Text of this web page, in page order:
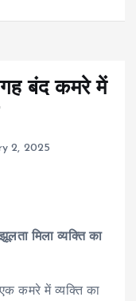
बंद कमरे में
2, 2025
मिला व्यक्ति का
कमरे में व्यक्ति का